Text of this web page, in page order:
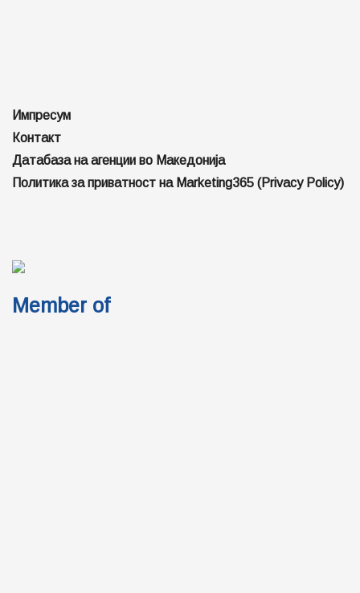
Импресум
Контакт
Датабаза на агенции во Македонија
Политика за приватност на Marketing365 (Privacy Policy)
Member of